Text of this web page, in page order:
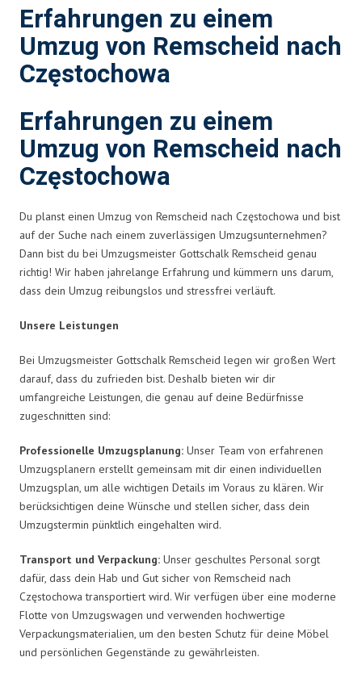
Erfahrungen zu einem
Umzug von Remscheid nach
Częstochowa
Erfahrungen zu einem
Umzug von Remscheid nach
Częstochowa
Du planst einen Umzug von Remscheid nach Częstochowa und bist
auf der Suche nach einem zuverlässigen Umzugsunternehmen?
Dann bist du bei Umzugsmeister Gottschalk Remscheid genau
richtig! Wir haben jahrelange Erfahrung und kümmern uns darum,
dass dein Umzug reibungslos und stressfrei verläuft.
Unsere Leistungen
Bei Umzugsmeister Gottschalk Remscheid legen wir großen Wert
darauf, dass du zufrieden bist. Deshalb bieten wir dir
umfangreiche Leistungen, die genau auf deine Bedürfnisse
zugeschnitten sind:
Professionelle Umzugsplanung: Unser Team von erfahrenen
Umzugsplanern erstellt gemeinsam mit dir einen individuellen
Umzugsplan, um alle wichtigen Details im Voraus zu klären. Wir
berücksichtigen deine Wünsche und stellen sicher, dass dein
Umzugstermin pünktlich eingehalten wird.
Transport und Verpackung: Unser geschultes Personal sorgt
dafür, dass dein Hab und Gut sicher von Remscheid nach
Częstochowa transportiert wird. Wir verfügen über eine moderne
Flotte von Umzugswagen und verwenden hochwertige
Verpackungsmaterialien, um den besten Schutz für deine Möbel
und persönlichen Gegenstände zu gewährleisten.